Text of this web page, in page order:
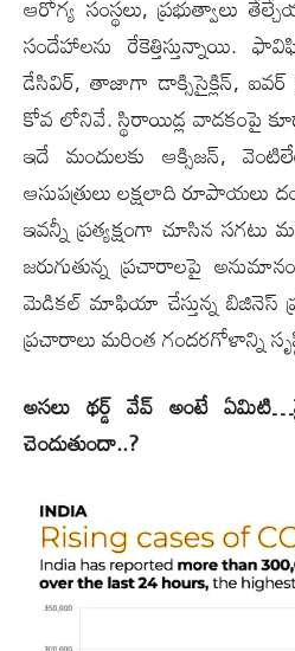
సందేహాలను రేకెత్తిస్తున్నాయి.
డేసివిర్, తాజాగా డాక్సిసైక్లిన్‌, ఐవర్
కోవ లోనివే. స్థిరాయిడ్ల వాడకంపై
ఇదే మందులకు ఆక్సిజన్,
ఆసుపత్రులు లక్షలాది రూపాయలు
ఇవన్నీ ప్రత్యక్షంగా చూసిన
జరుగుతున్న ప్రచారాలపై
మెడికల్ మాఫియా చేస్తున్న బిజినెస్
ప్రచారాలు మరింత గందరగోళాన్ని
అసలు థర్డ్ వేవ్ అంటే
చెందుతుందా..?